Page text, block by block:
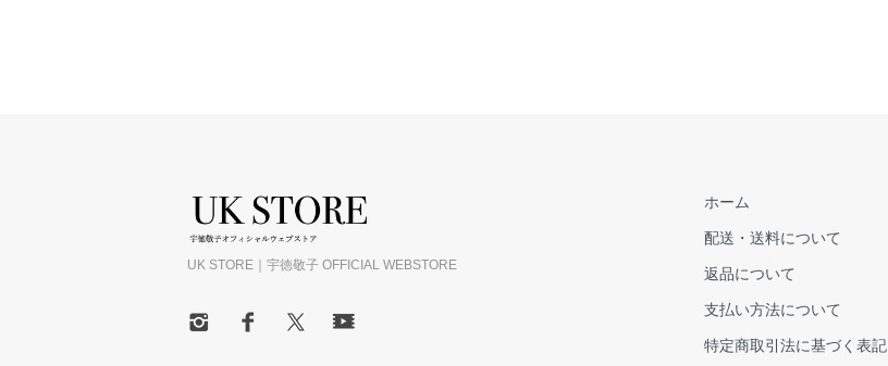
UK STORE｜宇徳敬子 OFFICIAL WEBSTORE
ホーム
配送・送料について
返品について
支払い方法について
特定商取引法に基づく表記